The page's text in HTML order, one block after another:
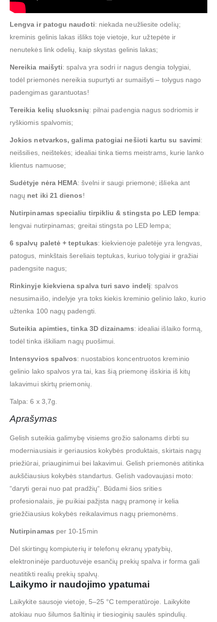
Lengva ir patogu naudoti: niekada neužliesite odelių;
kreminis gelinis lakas išliks toje vietoje, kur užtepėte ir
nenutekės link odelių, kaip skystas gelinis lakas;
Nereikia maišyti: spalva yra sodri ir nagus dengia tolygiai,
todėl priemonės nereikia supurtyti ar sumaišyti – tolygus nago
padengimas garantuotas!
Tereikia kelių sluoksnių: pilnai padengia nagus sodriomis ir
ryškiomis spalvomis;
Jokios netvarkos, galima patogiai nešioti kartu su savimi:
neišsilies, neištekės; idealiai tinka tiems meistrams, kurie lanko
klientus namuose;
Sudėtyje nėra HEMA: švelni ir saugi priemonė; išlieka ant
nagų net iki 21 dienos!
Nutirpinamas specialiu tirpikliu& stingsta po LED lempa:
lengvai nutirpinamas; greitai stingsta po LED lempa;
6 spalvų paletė + teptukas: kiekvienoje paletėje yra lengvas,
patogus, minkštais šereliais teptukas, kuriuo tolygiai ir gražiai
padengsite nagus;
Rinkinyje kiekviena spalva turi savo indelį: spalvos
nesusimaišo, indelyje yra toks kiekis kreminio gelinio lako, kurio
užtenka 100 nagų padengti.
Suteikia apimties, tinka 3D dizainams: idealiai išlaiko formą,
todėl tinka iškiliam nagų puošimui.
Intensyvios spalvos: nuostabios koncentruotos kreminio
gelinio lako spalvos yra tai, kas šią priemonę išskiria iš kitų
lakavimui skirtų priemonių.
Talpa: 6 x 3,7g.
Aprašymas
Gelish suteikia galimybę visiems grožio salonams dirbti su
moderniausiais ir geriausios kokybės produktais, skirtais nagų
priežiūrai, priauginimui bei lakavimui. Gelish priemonės atitinka
aukščiausius kokybės standartus. Gelish vadovaujasi moto:
“daryti gerai nuo pat pradžių“. Būdami šios srities
profesionalais, jie puikiai pažįsta nagų pramonę ir kelia
griežčiausius kokybės reikalavimus nagų priemonėms.
Nutirpinamas per 10-15min
Dėl skirtingų kompiuterių ir telefonų ekranų ypatybių,
elektroninėje parduotuvėje esančių prekių spalva ir forma gali
neatitikti realių prekių spalvų.
Laikymo ir naudojimo ypatumai
Laikykite sausoje vietoje, 5–25 °C temperatūroje. Laikykite
atokiau nuo šilumos šaltinių ir tiesioginių saulės spindulių.